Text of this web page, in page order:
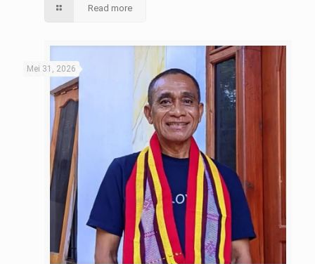
Read more
Mei 31, 2026